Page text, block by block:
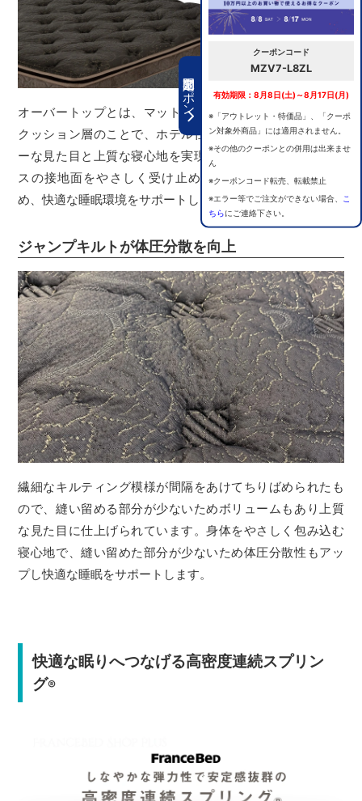
期間限定クーポン
クーポンコード
MZV7-L8ZL
有効期限：8月8日(土)～8月17日(月)
※「アウトレット・特価品」、「クーポ
ン対象外商品」には適用されません。
※その他のクーポンとの併用は出来ませ
ん
※クーポンコード転売、転載禁止
※エラー等でご注文ができない場合、
こ
ちらにご連絡下さい。
オーバートップとは、マットレス本体の上部に設けられた
クッション層のことで、ホテル仕様のようなラグジュアリ
ーな見た目と上質な寝心地を実現します。身体とマットレ
スの接地面をやさしく受け止めることで体圧分散性を高
め、快適な睡眠環境をサポートします。
ジャンプキルトが体圧分散を向上
繊細なキルティング模様が間隔をあけてちりばめられたも
ので、縫い留める部分が少ないためボリュームもあり上質
な見た目に仕上げられています。身体をやさしく包み込む
寝心地で、縫い留めた部分が少ないため体圧分散性もアッ
プし快適な睡眠をサポートします。
快適な眠りへつなげる高密度連続スプリン
グ®